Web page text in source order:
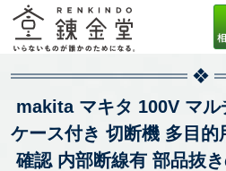
makita マキタ 100V マル
ケース付き 切断機 多目
確認 内部断線有 部品抜